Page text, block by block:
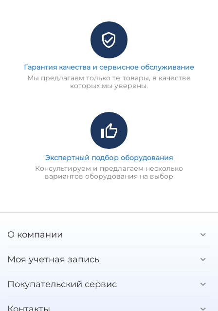
Гарантия качества и сервисное обслуживание
Мы предлагаем только те товары, в качестве
которых мы уверены.
Экспертный подбор оборудования
Консультируем и предлагаем несколько
вариантов оборудования на выбор
О компании
Моя учетная запись
Покупательский сервис